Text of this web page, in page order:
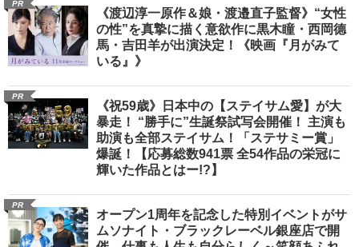
PR
《渡辺淳一原作＆娘・渡邉直子監督》“女性
の性”を真摯に描く意欲作に黒木瞳・西岡德
馬・吉田羊が出演決定！《映画『月がみて
いる』》
PR
《祝59歳》日本中の【ステイサム愛】が大
暴走！ “勝手に”生誕祭試写会開催！ 主演も
助演も全部ステイサム！「ステサミー賞」
爆誕！【応募総数941票 全54作品の栄冠に
輝いた作品とはー!?】
PR
オープン1周年を記念した特別イベントがサ
ムソナイト・ブラックレーベル銀座店で開